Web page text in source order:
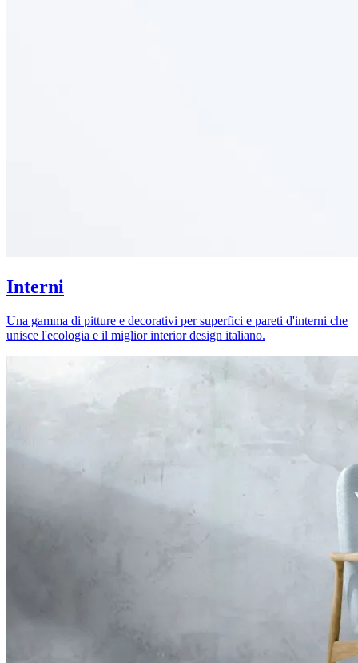
Interni
Una gamma di pitture e decorativi per superfici e pareti d'interni che
unisce l'ecologia e il miglior interior design italiano.